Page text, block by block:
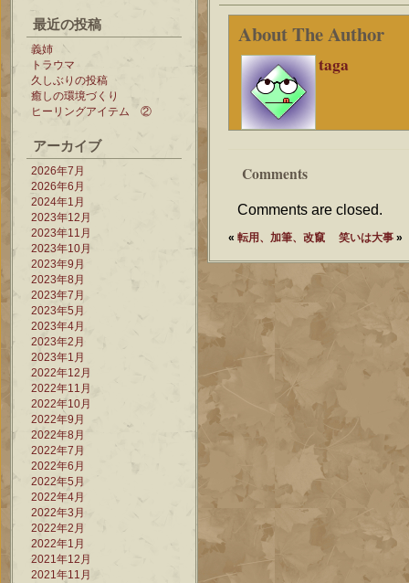
最近の投稿
義姉
トラウマ
久しぶりの投稿
癒しの環境づくり
ヒーリングアイテム ②
アーカイブ
2026年7月
2026年6月
2024年1月
2023年12月
2023年11月
2023年10月
2023年9月
2023年8月
2023年7月
2023年5月
2023年4月
2023年2月
2023年1月
2022年12月
2022年11月
2022年10月
2022年9月
2022年8月
2022年7月
2022年6月
2022年5月
2022年4月
2022年3月
2022年2月
2022年1月
2021年12月
2021年11月
About The Author
taga
Comments
Comments are closed.
« 転用、加筆、改竄 笑いは大事 »